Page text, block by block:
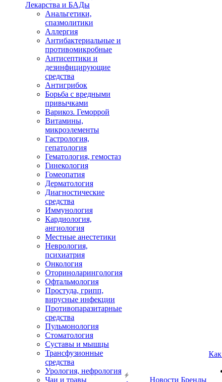
Лекарства и БАДы
Анальгетики,
спазмолитики
Аллергия
Антибактериальные и
противомикробные
Антисептики и
дезинфицирующие
средства
Антигрибок
Борьба с вредными
привычками
Варикоз. Геморрой
Витамины,
микроэлементы
Гастрология,
гепатология
Гематология, гемостаз
Гинекология
Гомеопатия
Дерматология
Диагностические
средства
Иммунология
Кардиология,
ангиология
Местные анестетики
Неврология,
психиатрия
Онкология
Оториноларингология
Офтальмология
Простуда, грипп,
вирусные инфекции
Противопаразитарные
средства
Пульмонология
Стоматология
Суставы и мышцы
Трансфузионные
средства
Урология, нефрология
Чаи и травы
Новости Бренды